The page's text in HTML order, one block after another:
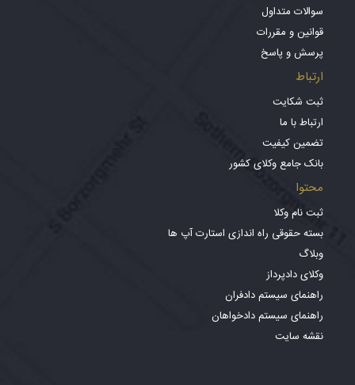
سوالات متداول
قوانین و مقررات
پرسش و پاسخ
ارتباط
ثبت شکایت
ارتباط با ما
تضمین کیفیت
بانک جامع وکلای کشور
محتوا
ثبت نام وکلا
بسته حقوقی راه اندازی استارت آپ ها
وبلاگ
وکلای دادپرداز
راهنمای سیستم دادفران
راهنمای سیستم دادخواهان
نقشه سایت